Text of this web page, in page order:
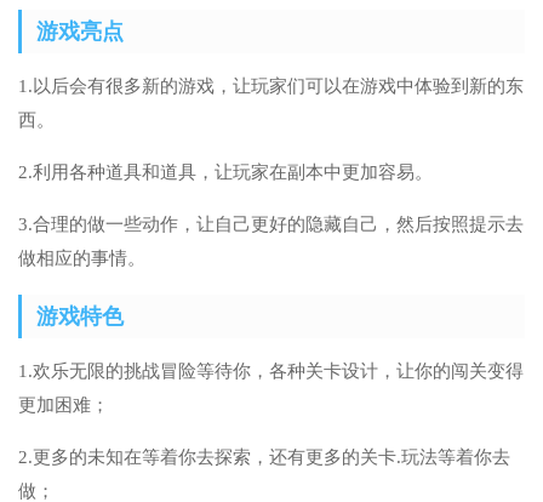
游戏亮点
1.以后会有很多新的游戏，让玩家们可以在游戏中体验到新的东
西。
2.利用各种道具和道具，让玩家在副本中更加容易。
3.合理的做一些动作，让自己更好的隐藏自己，然后按照提示去
做相应的事情。
游戏特色
1.欢乐无限的挑战冒险等待你，各种关卡设计，让你的闯关变得
更加困难；
2.更多的未知在等着你去探索，还有更多的关卡.玩法等着你去
做；